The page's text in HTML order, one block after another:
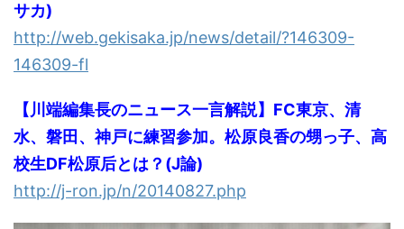
サカ)
http://web.gekisaka.jp/news/detail/?146309-
146309-fl
【川端編集長のニュース一言解説】FC東京、清
水、磐田、神戸に練習参加。松原良香の甥っ子、高
校生DF松原后とは？(J論)
http://j-ron.jp/n/20140827.php